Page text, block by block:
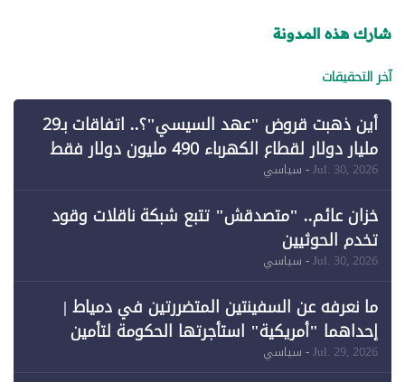
شارك هذه المدونة
آخر التحقيقات
أين ذهبت قروض "عهد السيسي"؟.. اتفاقات بـ29
مليار دولار لقطاع الكهرباء 490 مليون دولار فقط
لـ"الطاقة المتجددة" (1)
Jul. 30, 2026- سياسي
خزان عائم.. "متصدقش" تتبع شبكة ناقلات وقود
تخدم الحوثيين
Jul. 30, 2026- سياسي
ما نعرفه عن السفينتين المتضررتين في دمياط |
إحداهما "أمريكية" استأجرتها الحكومة لتأمين
احتياجات الطاقة
Jul. 29, 2026- سياسي